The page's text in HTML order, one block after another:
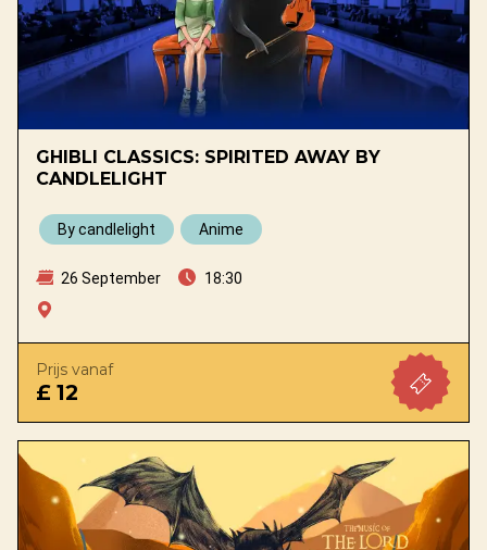
GHIBLI CLASSICS: SPIRITED AWAY BY
CANDLELIGHT
By candlelight Anime
26 September 18:30
Prijs vanaf
£ 12